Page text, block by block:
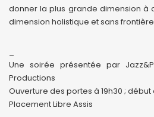
donner la plus grande dimension à
dimension holistique et sans
Une soirée présentée par
Productions
Ouverture des portes à 19h30 ;
Placement Libre Assis